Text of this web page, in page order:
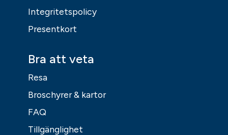
Integritetspolicy
Presentkort
Bra att veta
Resa
Broschyrer & kartor
FAQ
Tillgänglighet